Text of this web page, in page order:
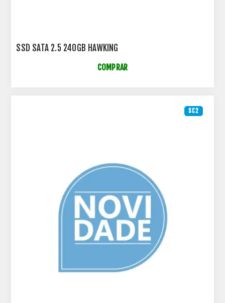
SSD SATA 2.5 240GB HAWKING
COMPRAR
SC2